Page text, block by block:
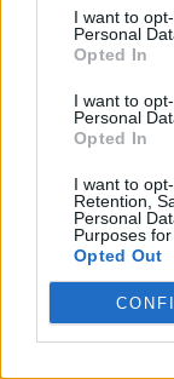
I want to
Personal
Opted In
I want to
Personal
Opted In
I want to
Retention,
Personal
Purposes
Opted Out
dentro al
Tortona:
tutti i rapinatori
8 Agosto 2018
In "Tortona"
Tortona,
scoperto mentre
rubava